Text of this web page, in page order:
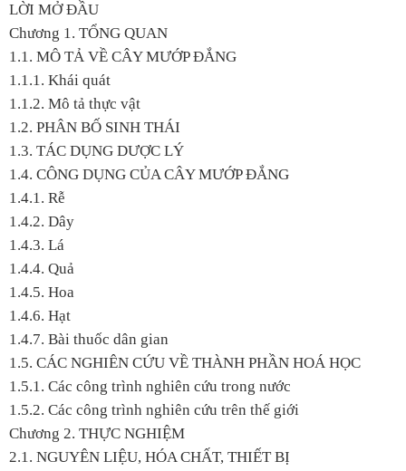
LỜI MỞ ĐẦU
Chương 1. TỔNG QUAN
1.1. MÔ TẢ VỀ CÂY MƯỚP ĐẮNG
1.1.1. Khái quát
1.1.2. Mô tả thực vật
1.2. PHÂN BỐ SINH THÁI
1.3. TÁC DỤNG DƯỢC LÝ
1.4. CÔNG DỤNG CỦA CÂY MƯỚP ĐẮNG
1.4.1. Rễ
1.4.2. Dây
1.4.3. Lá
1.4.4. Quả
1.4.5. Hoa
1.4.6. Hạt
1.4.7. Bài thuốc dân gian
1.5. CÁC NGHIÊN CỨU VỀ THÀNH PHẦN HOÁ HỌC
1.5.1. Các công trình nghiên cứu trong nước
1.5.2. Các công trình nghiên cứu trên thế giới
Chương 2. THỰC NGHIỆM
2.1. NGUYÊN LIỆU, HÓA CHẤT, THIẾT BỊ